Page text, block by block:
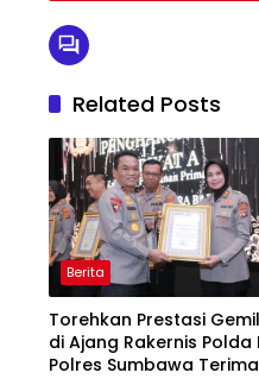
Related Posts
Berita
Torehkan Prestasi
di Ajang Rakernis Polda
Polres Sumbawa Terima